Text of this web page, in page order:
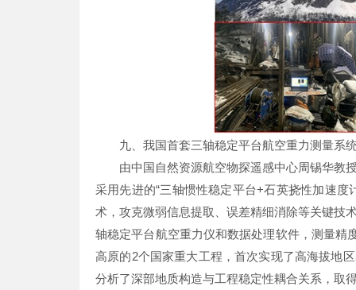
九、我国首套三轴稳定平台航空重力测量系
由中国自然资源航空物探遥感中心周锡华教
采用先进的“三轴惯性稳定平台+石英挠性加速
术，攻克微弱信息提取、误差精细消除等关键技
轴稳定平台航空重力仪和数据处理软件，测量精
高原的2个国家重大工程，首次实现了高海拔地
分析了深部地质构造与工程稳定性耦合关系，取